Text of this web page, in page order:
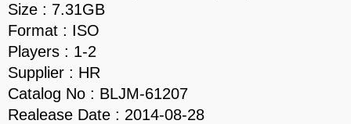
Size : 7.31GB
Format : ISO
Players : 1-2
Supplier : HR
Catalog No : BLJM-61207
Realease Date : 2014-08-28